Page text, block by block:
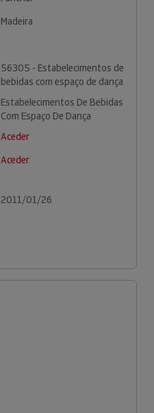
Madeira
56305 - Estabelecimentos de
bebidas com espaço de dança
Estabelecimentos De Bebidas
Com Espaço De Dança
Aceder
Aceder
2011/01/26